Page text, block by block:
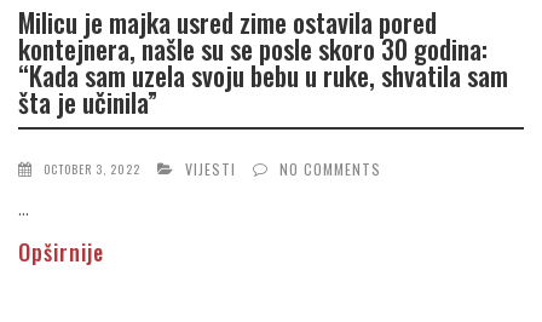
Milicu je majka usred zime ostavila pored
kontejnera, našle su se posle skoro 30 godina:
“Kada sam uzela svoju bebu u ruke, shvatila sam
šta je učinila”
OCTOBER 3, 2022 VIJESTI NO COMMENTS
...
Opširnije